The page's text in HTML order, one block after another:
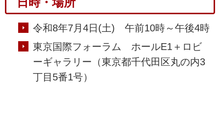
令和8年7月4日(土) 午前10時～午後4時
東京国際フォーラム ホールE1＋ロビ
ーギャラリー（東京都千代田区丸の内3
丁目5番1号）